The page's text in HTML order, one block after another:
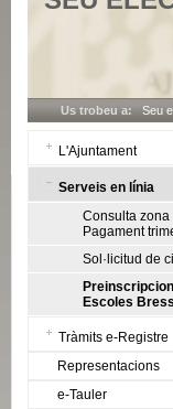
Us trobeu a: Seu
L'Ajuntament
Serveis en línia
Consulta zona
Pagament
Sol·licitud de
Escoles
Tràmits e-Registre
Representacions
e-Tauler